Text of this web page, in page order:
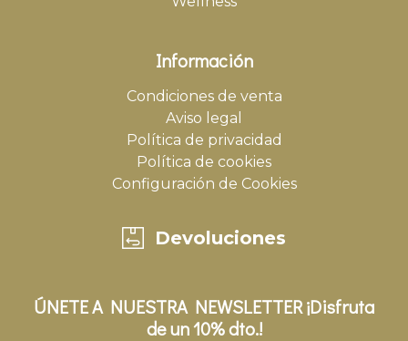
Información
Condiciones de venta
Aviso legal
Política de privacidad
Política de cookies
Configuración de Cookies
Devoluciones
ÚNETE A NUESTRA NEWSLETTER ¡Disfruta
de un 10% dto.!